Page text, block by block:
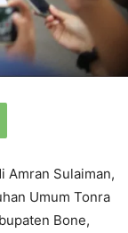
Sulaiman,
Umum Tonra
Bone,